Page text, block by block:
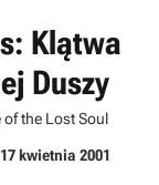
Klątwa
Duszy
of the Lost Soul
17 kwietnia 2001